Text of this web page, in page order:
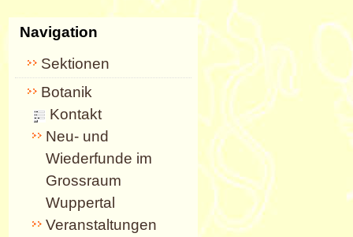
Navigation
Sektionen
Botanik
Kontakt
Neu- und
Wiederfunde im
Grossraum
Wuppertal
Veranstaltungen